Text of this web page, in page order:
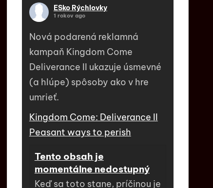
ESko Rýchlovky
1 rokov ago
Nová podarená reklamná
kampaň Kingdom Come
Deliverance II ukazuje úsmevné
(a hlúpe) spôsoby ako v hre
umrieť.
Kingdom Come: Deliverance II
Peasant ways to perish
Tento obsah je
momentálne nedostupný
Keď sa toto stane, príčinou je